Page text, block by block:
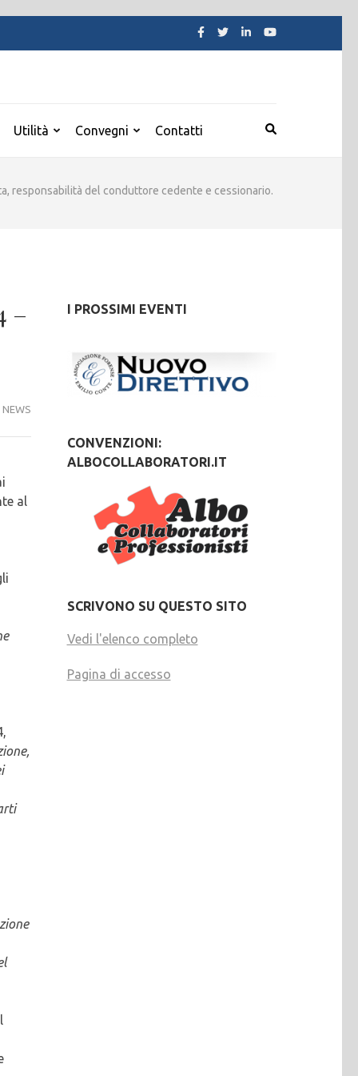
Utilità Convegni Contatti
responsabilità del conduttore cedente e cessionario.
–
NEWS
al
I PROSSIMI EVENTI
CONVENZIONI:
ALBOCOLLABORATORI.IT
SCRIVONO SU QUESTO SITO
Vedi l'elenco completo
Pagina di accesso